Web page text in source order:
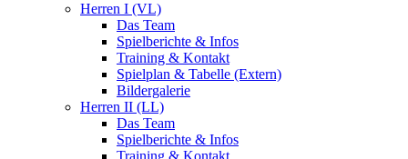
Herren I (VL)
Das Team
Spielberichte & Infos
Training & Kontakt
Spielplan & Tabelle (Extern)
Bildergalerie
Herren II (LL)
Das Team
Spielberichte & Infos